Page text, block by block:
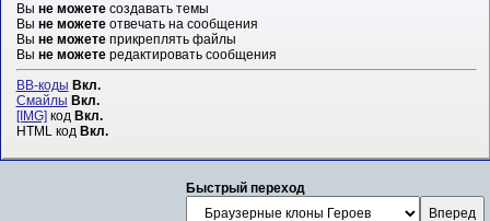
Вы не можетесоздавать темы
Вы не можетеотвечать на сообщения
Вы не можетеприкреплять файлы
Вы не можетередактировать сообщения
BB-коды Вкл.
Смайлы Вкл.
[IMG] код Вкл.
HTML код Вкл.
Быстрый переход